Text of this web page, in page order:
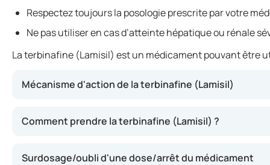
Respectez toujours la posologie prescrite par votre
Ne pas utiliser en cas d’atteinte hépatique ou rénale
La terbinafine (Lamisil) est un médicament pouvant être
Mécanisme d'action de la terbinafine (Lamisil)
La terbinafine agit en altérant les membranes
Comment prendre la terbinafine (Lamisil) ?
Surdosage/oubli d'une dose/arrêt du médicament